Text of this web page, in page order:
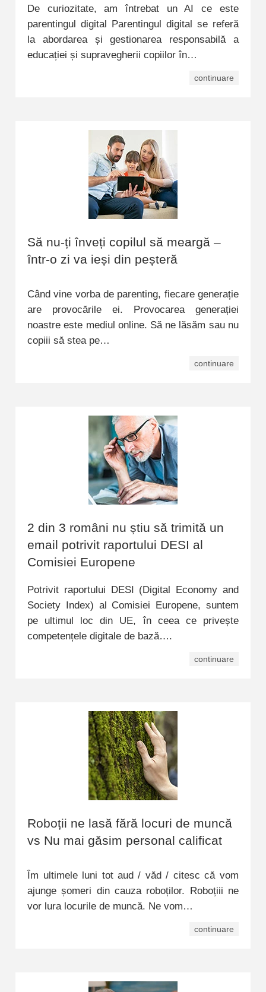
De curiozitate, am întrebat un AI ce este
parentingul digital Parentingul digital se referă
la abordarea și gestionarea responsabilă a
educației și supravegherii copiilor în…
continuare
Să nu-ți înveți copilul să meargă –
într-o zi va ieși din peșteră
Când vine vorba de parenting, fiecare generație
are provocările ei. Provocarea generației
noastre este mediul online. Să ne lăsăm sau nu
copiii să stea pe…
continuare
2 din 3 români nu știu să trimită un
email potrivit raportului DESI al
Comisiei Europene
Potrivit raportului DESI (Digital Economy and
Society Index) al Comisiei Europene, suntem
pe ultimul loc din UE, în ceea ce privește
competențele digitale de bază….
continuare
Roboții ne lasă fără locuri de muncă
vs Nu mai găsim personal calificat
Îm ultimele luni tot aud / văd / citesc că vom
ajunge șomeri din cauza roboților. Roboțiii ne
vor lura locurile de muncă. Ne vom…
continuare